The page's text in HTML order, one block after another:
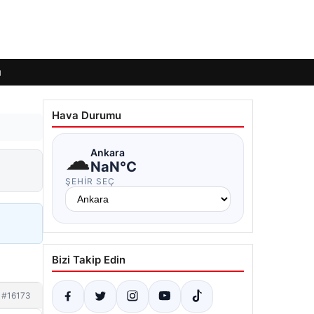
#16173
Hava Durumu
☁Ankara
NaN°C
ŞEHIR SEÇ
Bizi Takip Edin